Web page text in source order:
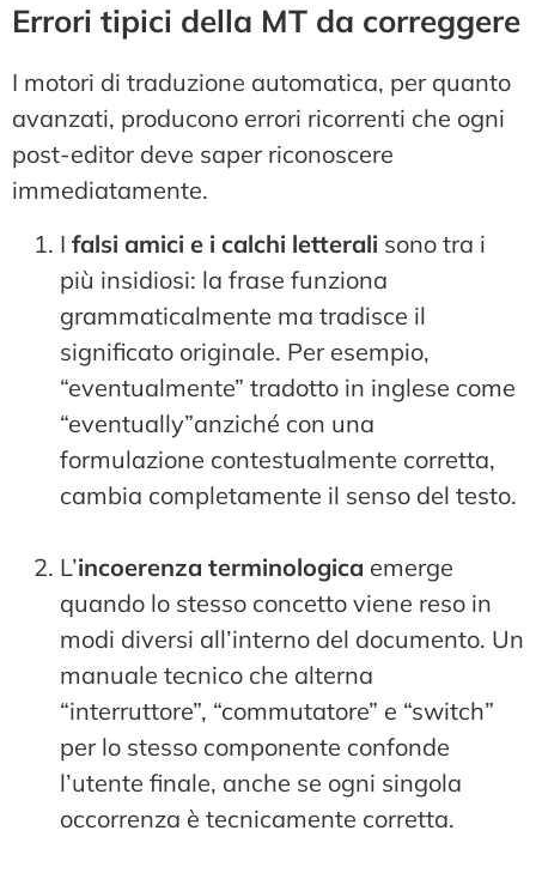
Errori tipici della MT da correggere
I motori di traduzione automatica, per quanto
avanzati, producono errori ricorrenti che ogni
post-editor deve saper riconoscere
immediatamente.
I falsi amici e i calchi letterali sono tra i
più insidiosi: la frase funziona
grammaticalmente ma tradisce il
significato originale. Per esempio,
“eventualmente” tradotto in inglese come
“eventually”anziché con una
formulazione contestualmente corretta,
cambia completamente il senso del testo.
L’incoerenza terminologica emerge
quando lo stesso concetto viene reso in
modi diversi all’interno del documento. Un
manuale tecnico che alterna
“interruttore”, “commutatore” e “switch”
per lo stesso componente confonde
l’utente finale, anche se ogni singola
occorrenza è tecnicamente corretta.